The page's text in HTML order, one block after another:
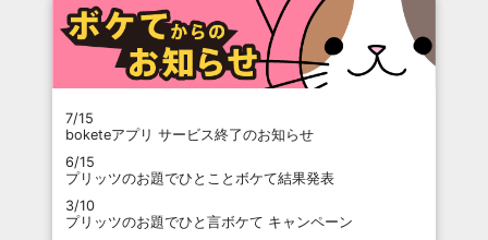
7/15
boketeアプリ サービス終了のお知らせ
6/15
プリッツのお題でひとことボケて結果発表
3/10
プリッツのお題でひと言ボケて キャンペーン